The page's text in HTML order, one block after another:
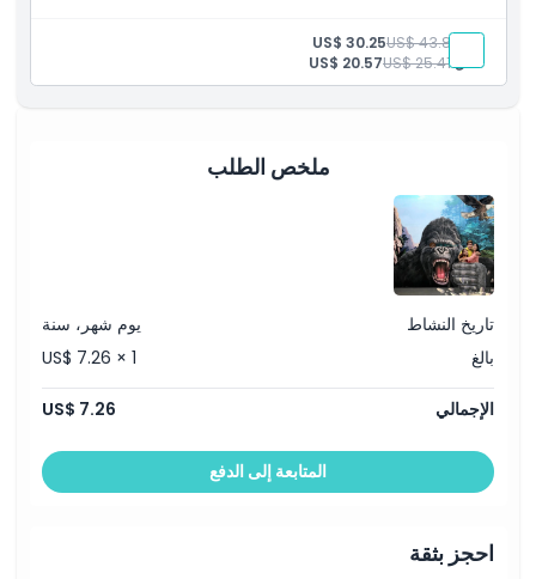
في بوكيت ببطاقة واحدة.
خيار مثالي للمسافرين الدوليين.
بالغ: US$ 43.86
US$ 30.25
طفل:US$ 25.41
US$ 20.57
ملخص الطلب
تاريخ النشاط
يوم شهر، سنة
بالغ
US$ 7.26 × 1
الإجمالي US$ 7.26
المتابعة إلى الدفع
احجز بثقة